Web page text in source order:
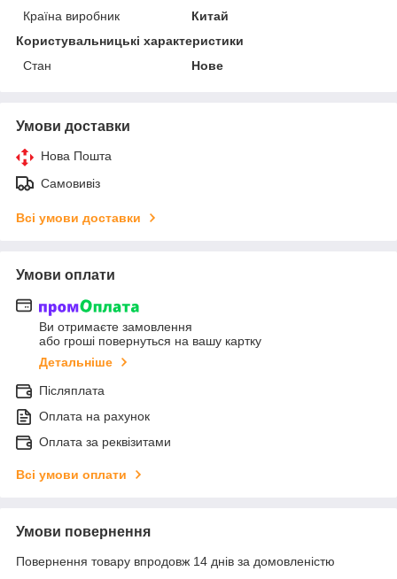
Країна виробник
Китай
Користувальницькі характеристики
Стан
Нове
Умови доставки
Нова Пошта
Самовивіз
Всі умови доставки
Умови оплати
Ви отримаєте замовлення
або гроші повернуться на вашу картку
Детальніше
Післяплата
Оплата на рахунок
Оплата за реквізитами
Всі умови оплати
Умови повернення
Повернення товару впродовж 14 днів за домовленістю